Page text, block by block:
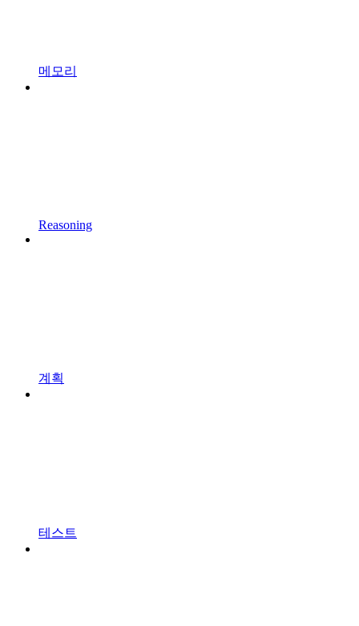
메모리
Reasoning
계획
테스트